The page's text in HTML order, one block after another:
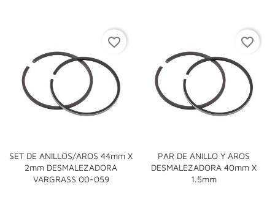
SET DE ANILLOS/AROS 44mm X
2mm DESMALEZADORA
VARGRASS 00-059
favorite_border
PAR DE ANILLO Y AROS
DESMALEZADORA 40mm X
1.5mm
favorite_border